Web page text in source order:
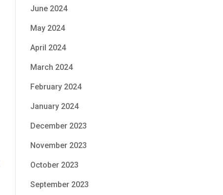
June 2024
May 2024
April 2024
March 2024
February 2024
January 2024
December 2023
November 2023
October 2023
September 2023